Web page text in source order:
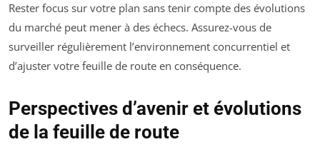
Rester focus sur votre plan sans tenir compte des évolutions
du marché peut mener à des échecs. Assurez-vous de
surveiller régulièrement l’environnement concurrentiel et
d’ajuster votre feuille de route en conséquence.
Perspectives d’avenir et évolutions
de la feuille de route